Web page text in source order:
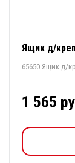
Ящик д/
65650 Ящик д/
1 565